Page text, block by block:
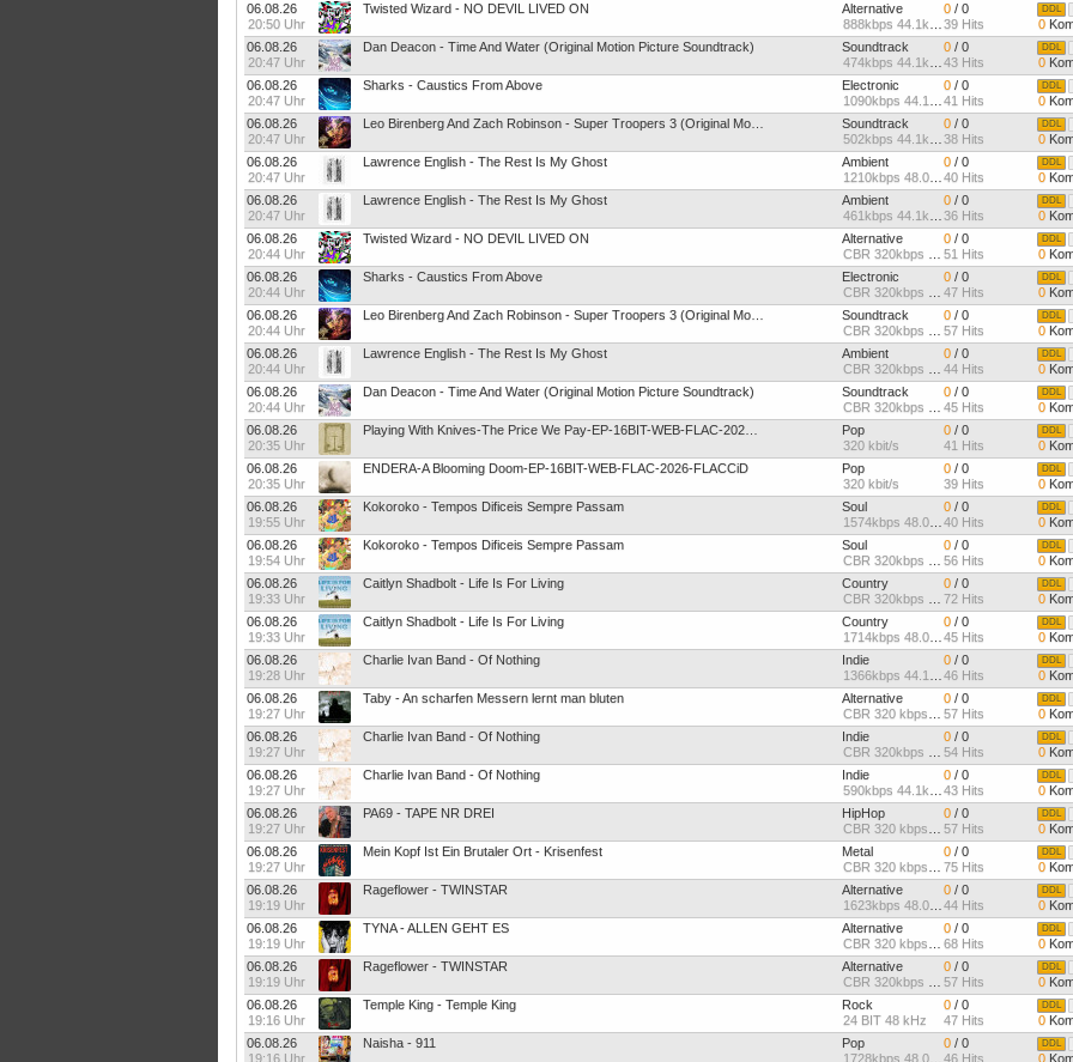
06.08.26
20:50 Uhr
Twisted Wizard - NO DEVIL LIVED ON
Alternative
888kbps 44.1kHz
0 / 0
39 Hits
DDL
0
06.08.26
20:47 Uhr
Dan Deacon - Time And Water (Original Motion Picture Soundtrack)
Soundtrack
474kbps 44.1kHz
0 / 0
43 Hits
DDL
0
06.08.26
20:47 Uhr
Sharks - Caustics From Above
Electronic
1090kbps 44.1kHz
0 / 0
41 Hits
DDL
0
06.08.26
20:47 Uhr
Soundtrack
502kbps 44.1kHz
0 / 0
38 Hits
DDL
0
06.08.26
20:47 Uhr
Lawrence English - The Rest Is My Ghost
Ambient
1210kbps 48.0kHz
0 / 0
40 Hits
DDL
0
06.08.26
20:47 Uhr
Lawrence English - The Rest Is My Ghost
Ambient
461kbps 44.1kHz
0 / 0
36 Hits
DDL
0
06.08.26
20:44 Uhr
Twisted Wizard - NO DEVIL LIVED ON
Alternative
CBR 320kbps 44.1kHz Joint
0 / 0
51 Hits
DDL
0
06.08.26
20:44 Uhr
Sharks - Caustics From Above
Electronic
CBR 320kbps 44.1kHz Joint
0 / 0
47 Hits
DDL
0
06.08.26
20:44 Uhr
Soundtrack
CBR 320kbps 44.1kHz Joint
0 / 0
57 Hits
DDL
0
06.08.26
20:44 Uhr
Lawrence English - The Rest Is My Ghost
Ambient
CBR 320kbps 44.1kHz Joint
0 / 0
44 Hits
DDL
0
06.08.26
20:44 Uhr
Dan Deacon - Time And Water (Original Motion Picture Soundtrack)
Soundtrack
CBR 320kbps 44.1kHz Joint
0 / 0
45 Hits
DDL
0
06.08.26
20:35 Uhr
Pop
320 kbit/s
0 / 0
41 Hits
DDL
0
06.08.26
20:35 Uhr
ENDERA-A Blooming Doom-EP-16BIT-WEB-FLAC-2026-FLACCiD
Pop
320 kbit/s
0 / 0
39 Hits
DDL
0
06.08.26
19:55 Uhr
Kokoroko - Tempos Dificeis Sempre Passam
Soul
1574kbps 48.0kHz
0 / 0
40 Hits
DDL
0
06.08.26
19:54 Uhr
Kokoroko - Tempos Dificeis Sempre Passam
Soul
CBR 320kbps 44.1kHz Joint
0 / 0
56 Hits
DDL
0
06.08.26
19:33 Uhr
Caitlyn Shadbolt - Life Is For Living
Country
CBR 320kbps 44.1kHz Joint
0 / 0
72 Hits
DDL
0
06.08.26
19:33 Uhr
Caitlyn Shadbolt - Life Is For Living
Country
1714kbps 48.0kHz
0 / 0
45 Hits
DDL
0
06.08.26
19:28 Uhr
Charlie Ivan Band - Of Nothing
Indie
1366kbps 44.1kHz
0 / 0
46 Hits
DDL
0
06.08.26
19:27 Uhr
Taby - An scharfen Messern lernt man bluten
Alternative
CBR 320 kbps, 44.1khz
0 / 0
57 Hits
DDL
0
06.08.26
19:27 Uhr
Charlie Ivan Band - Of Nothing
Indie
CBR 320kbps 44.1kHz Joint
0 / 0
54 Hits
DDL
0
06.08.26
19:27 Uhr
Charlie Ivan Band - Of Nothing
Indie
590kbps 44.1kHz
0 / 0
43 Hits
DDL
0
06.08.26
19:27 Uhr
PA69 - TAPE NR DREI
HipHop
CBR 320 kbps, 44.1khz
0 / 0
57 Hits
DDL
0
06.08.26
19:27 Uhr
Mein Kopf Ist Ein Brutaler Ort - Krisenfest
Metal
CBR 320 kbps, 44.1khz
0 / 0
75 Hits
DDL
0
06.08.26
19:19 Uhr
Rageflower - TWINSTAR
Alternative
1623kbps 48.0kHz
0 / 0
44 Hits
DDL
0
06.08.26
19:19 Uhr
TYNA - ALLEN GEHT ES
Alternative
CBR 320 kbps, 44.1khz
0 / 0
68 Hits
DDL
0
06.08.26
19:19 Uhr
Rageflower - TWINSTAR
Alternative
CBR 320kbps 44.1kHz Joint
0 / 0
57 Hits
DDL
0
06.08.26
19:16 Uhr
Temple King - Temple King
Rock
24 BIT 48 kHz
0 / 0
47 Hits
DDL
0
06.08.26
19:16 Uhr
Naisha - 911
Pop
1728kbps 48.0kHz
0 / 0
46 Hits
DDL
0